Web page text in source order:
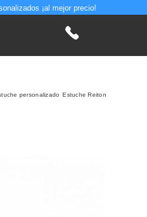
¡al mejor precio!
personalizado Estuche Reiton